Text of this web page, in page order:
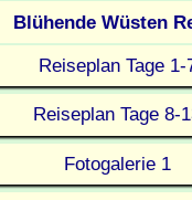
Blühende Wüsten
Reiseplan Tage 1-
Reiseplan Tage 8-
Fotogalerie 1